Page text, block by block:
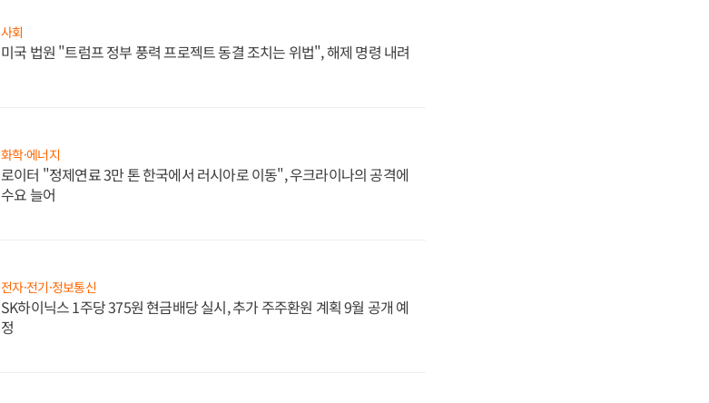
사회
미국 법원 "트럼프 정부 풍력 프로젝트 동결 조치는 위법", 해제 명령 내려
화학·에너지
로이터 "정제연료 3만 톤 한국에서 러시아로 이동", 우크라이나의 공격에
수요 늘어
전자·전기·정보통신
SK하이닉스 1주당 375원 현금배당 실시, 추가 주주환원 계획 9월 공개 예
정